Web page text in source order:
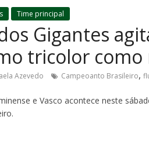
Time principal
Gigantes
tricolor como
Azevedo Campeoanto Brasileiro,
e Vasco acontece neste